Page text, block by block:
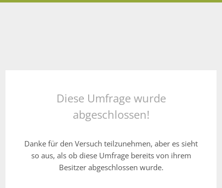
Diese Umfrage wurde
abgeschlossen!
Danke für den Versuch teilzunehmen, aber es sieht
so aus, als ob diese Umfrage bereits von ihrem
Besitzer abgeschlossen wurde.